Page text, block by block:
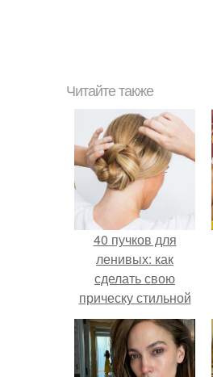
Читайте также
40 пучков для
ленивых: как
сделать свою
прическу стильной
без особых усилий